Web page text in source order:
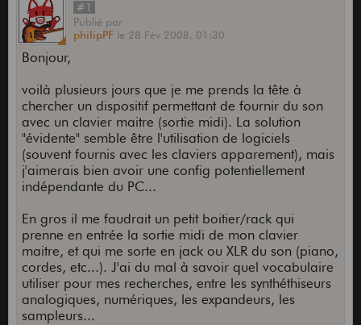
#1
Publié par
philipPF le 28 Fév 2008, 01:30
Bonjour,
voilà plusieurs jours que je me prends la tête à
chercher un dispositif permettant de fournir du son
avec un clavier maitre (sortie midi). La solution
"évidente" semble être l'utilisation de logiciels
(souvent fournis avec les claviers apparement), mais
j'aimerais bien avoir une config potentiellement
indépendante du PC...
En gros il me faudrait un petit boitier/rack qui
prenne en entrée la sortie midi de mon clavier
maitre, et qui me sorte en jack ou XLR du son (piano,
cordes, etc...). J'ai du mal à savoir quel vocabulaire
utiliser pour mes recherches, entre les synthéthiseurs
analogiques, numériques, les expandeurs, les
sampleurs...